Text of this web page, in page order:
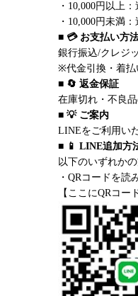
・10,000円以上
・10,000円未満
■ 💳 お支払い方
銀行振込/クレジ
※代金引換・着払
■ 🔄 返金保証
在庫切れ・不良
■ 💡 ご案内
LINEをご利用い
■ 📱 LINE追加方
以下のいずれか
・QRコードを読
【ここにQRコー